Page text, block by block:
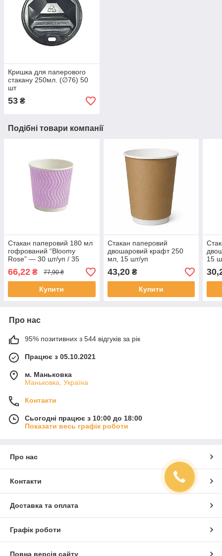
Кришка для паперового
стакану 250мл. (∅76) 50
шт
53 ₴
Подібні товари компанії
Стакан паперовий 180 мл
гофрований “Bloomy
Rose” — 30 шт/уп / 35
66,22 ₴ 77,90 ₴
Купити
Стакан паперовий
двошаровий крафт 250
мл, 15 шт/уп
43,20₴
Купити
15
Про нас
95% позитивних з 544 відгуків за рік
Працює з 05.10.2021
м. Маньковка
Маньковка, Україна
Контакти
Сьогодні працює з 10:00 до 18:00
Показати весь графік роботи
Про нас
Контакти
Доставка та оплата
Графік роботи
Повна версія сайту